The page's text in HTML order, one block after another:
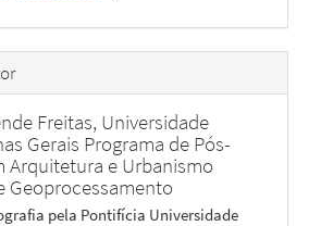
Freitas, Universidade
Gerais Programa de Pós-
Arquitetura e Urbanismo
Geoprocessamento
pela Pontifícia Universidade